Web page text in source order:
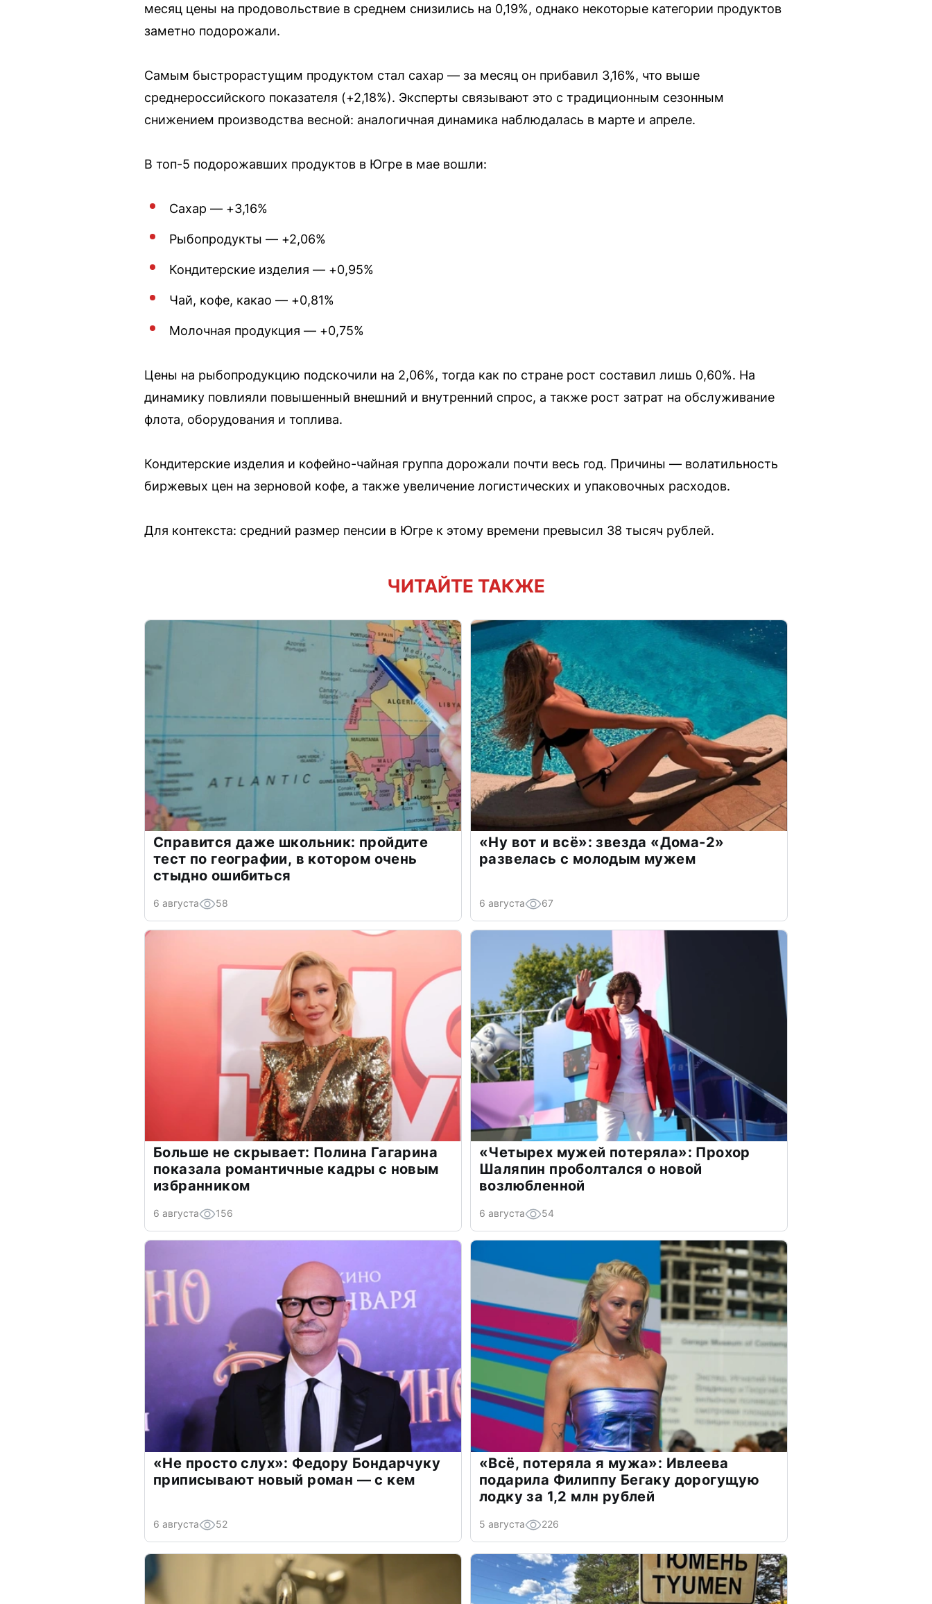
месяц цены на продовольствие в среднем снизились на 0,19%, однако некоторые категории продуктов
заметно подорожали.
Самым быстрорастущим продуктом стал сахар — за месяц он прибавил 3,16%, что выше
среднероссийского показателя (+2,18%). Эксперты связывают это с традиционным сезонным
снижением производства весной: аналогичная динамика наблюдалась в марте и апреле.
В топ-5 подорожавших продуктов в Югре в мае вошли:
Сахар — +3,16%
Рыбопродукты — +2,06%
Кондитерские изделия — +0,95%
Чай, кофе, какао — +0,81%
Молочная продукция — +0,75%
Цены на рыбопродукцию подскочили на 2,06%, тогда как по стране рост составил лишь 0,60%. На
динамику повлияли повышенный внешний и внутренний спрос, а также рост затрат на обслуживание
флота, оборудования и топлива.
Кондитерские изделия и кофейно-чайная группа дорожали почти весь год. Причины — волатильность
биржевых цен на зерновой кофе, а также увеличение логистических и упаковочных расходов.
Для контекста: средний размер пенсии в Югре к этому времени превысил 38 тысяч рублей.
ЧИТАЙТЕ ТАКЖЕ
Справится даже школьник: пройдите
тест по географии, в котором очень
стыдно ошибиться
6 августа 58
«Ну вот и всё»: звезда «Дома-2»
развелась с молодым мужем
6 августа 67
Больше не скрывает: Полина Гагарина
показала романтичные кадры с новым
избранником
6 августа 156
«Четырех мужей потеряла»: Прохор
Шаляпин проболтался о новой
возлюбленной
6 августа 54
«Не просто слух»: Федору Бондарчуку
приписывают новый роман — с кем
6 августа 52
«Всё, потеряла я мужа»: Ивлеева
подарила Филиппу Бегаку дорогущую
лодку за 1,2 млн рублей
5 августа 226